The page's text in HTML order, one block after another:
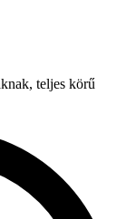
teljes körű